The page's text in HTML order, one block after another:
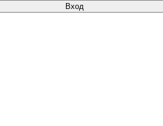
Вход